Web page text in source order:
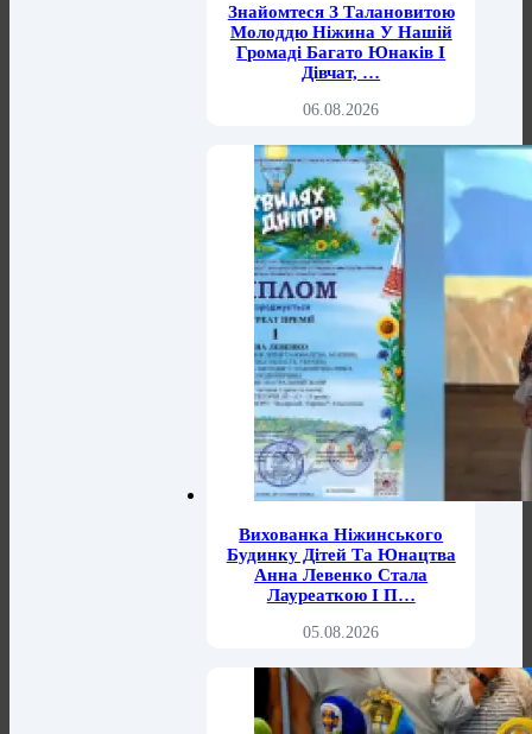
Знайомтеся З Талановитою
Молоддю Ніжина У Нашій
Громаді Багато Юнаків І
Дівчат, …
06.08.2026
Вихованка Ніжинського
Будинку Дітей Та Юнацтва
Анна Левенко Стала
Лауреаткою І П…
05.08.2026